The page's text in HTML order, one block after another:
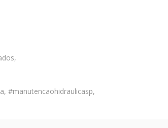
#manutencaohidraulicasp,